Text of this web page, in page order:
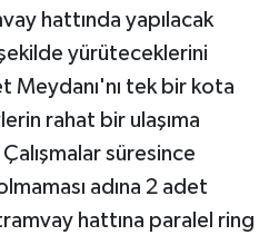
hattında yapılacak
şekilde yürüteceklerini
Meydanı'nı tek bir kota
rahat bir ulaşıma
süresince
adına 2 adet
hattına paralel ring